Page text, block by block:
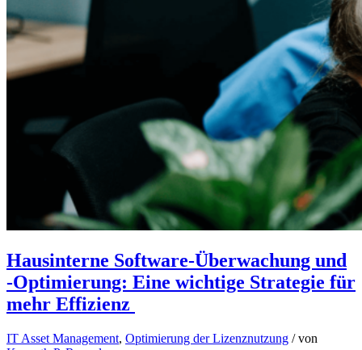
Hausinterne Software-Überwachung und
-Optimierung: Eine wichtige Strategie für
mehr Effizienz
IT Asset Management, Optimierung der Lizenznutzung / von